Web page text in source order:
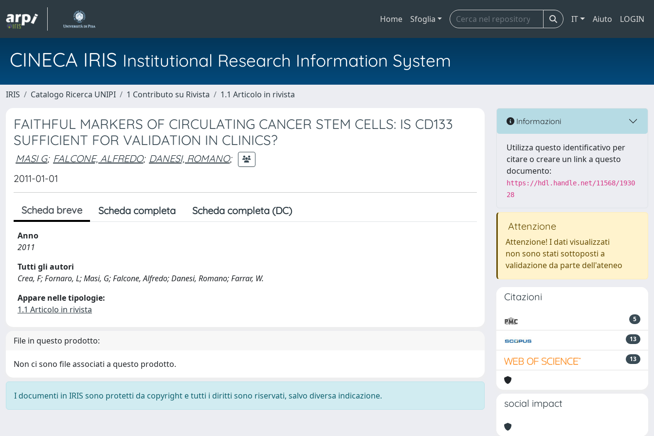
Home Sfoglia IT Aiuto LOGIN
CINECA IRIS Institutional Research Information System
IRIS Catalogo Ricerca UNIPI 1 Contributo su Rivista 1.1 Articolo in rivista
FAITHFUL MARKERS OF CIRCULATING CANCER STEM CELLS: IS CD133
SUFFICIENT FOR VALIDATION IN CLINICS?
MASI G; FALCONE, ALFREDO; DANESI, ROMANO;
2011-01-01
Scheda breve Scheda completa Scheda completa (DC)
Anno
2011
Tutti gli autori
Crea, F; Fornaro, L; Masi, G; Falcone, Alfredo; Danesi, Romano; Farrar, W.
Appare nelle tipologie:
1.1 Articolo in rivista
File in questo prodotto:
Non ci sono file associati a questo prodotto.
I documenti in IRIS sono protetti da copyright e tutti i diritti sono riservati, salvo diversa indicazione.
Informazioni
Utilizza questo identificativo per
citare o creare un link a questo
documento:
https://hdl.handle.net/11568/1930
28
Attenzione
Attenzione! I dati visualizzati
non sono stati sottoposti a
validazione da parte dell'ateneo
Citazioni
5
13
13
social impact